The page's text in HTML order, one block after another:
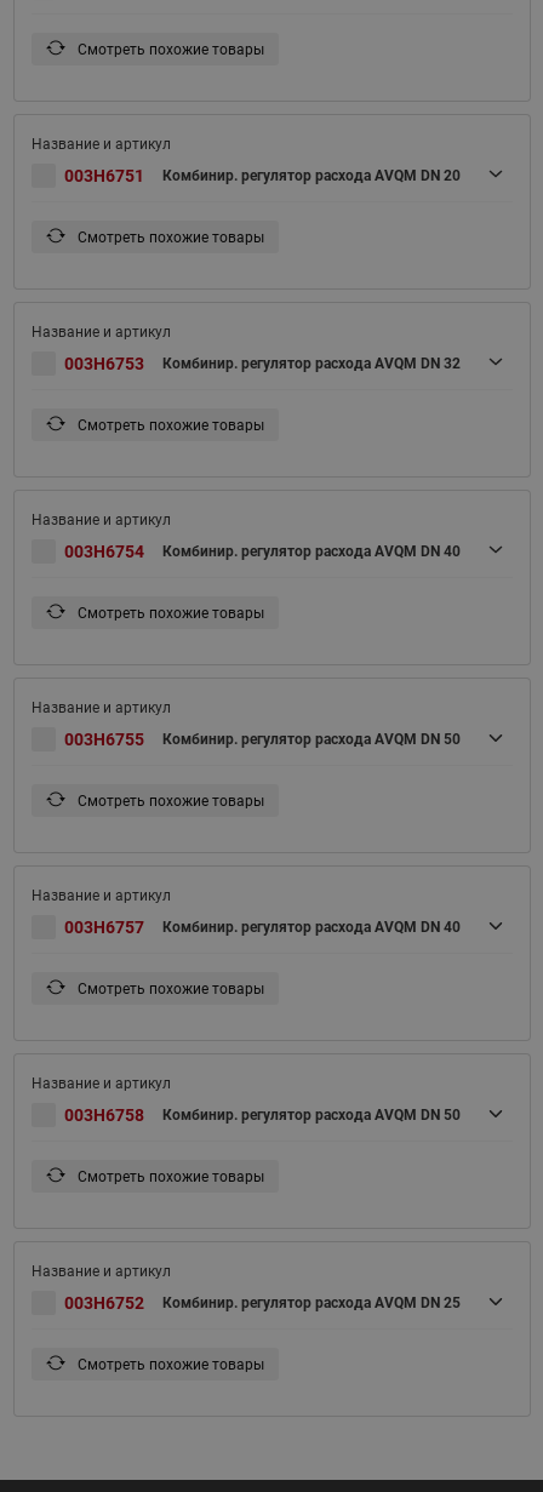
Смотреть похожие товары
003H6751 Комбинир. регулятор расхода AVQM DN 20
Смотреть похожие товары
003H6753 Комбинир. регулятор расхода AVQM DN 32
Смотреть похожие товары
003H6754 Комбинир. регулятор расхода AVQM DN 40
Смотреть похожие товары
003H6755 Комбинир. регулятор расхода AVQM DN 50
Смотреть похожие товары
003H6757 Комбинир. регулятор расхода AVQM DN 40
Смотреть похожие товары
003H6758 Комбинир. регулятор расхода AVQM DN 50
Смотреть похожие товары
003H6752 Комбинир. регулятор расхода AVQM DN 25
Смотреть похожие товары